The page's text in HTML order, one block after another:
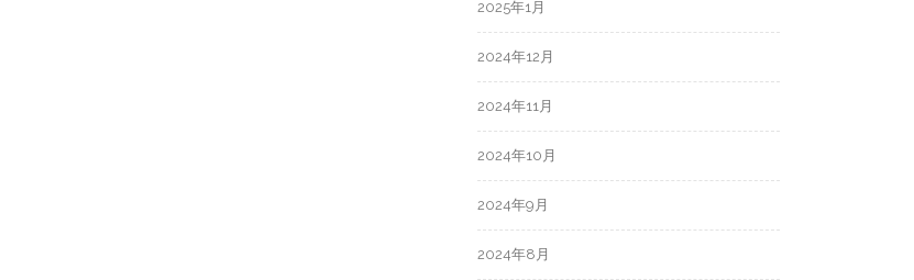
2025年1月
2024年12月
2024年11月
2024年10月
2024年9月
2024年8月